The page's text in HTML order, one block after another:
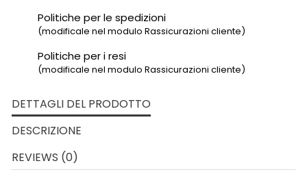
Politiche per le spedizioni
(modificale nel modulo Rassicurazioni cliente)
Politiche per i resi
(modificale nel modulo Rassicurazioni cliente)
DETTAGLI DEL PRODOTTO
DESCRIZIONE
REVIEWS (0)